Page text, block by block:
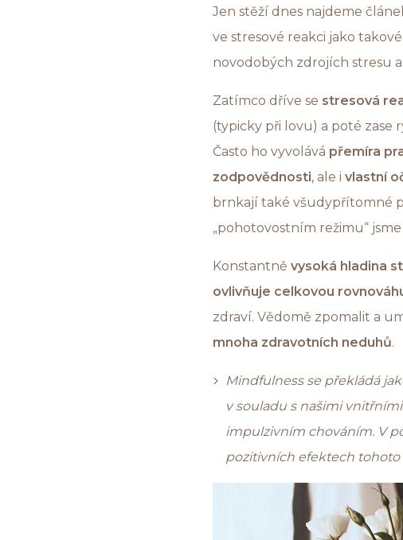
Jen stěží dnes najdeme
ve stresové reakci jako
novodobých zdrojích stresu
Zatímco dříve se stresová
(typicky při lovu) a poté zase
Často ho vyvolává přemíra
zodpovědnosti, ale i vlastní
brnkají také všudypřítomné
„pohotovostním režimu“
Konstantně vysoká hladina
ovlivňuje celkovou
zdraví. Vědomě zpomalit a
mnoha zdravotních neduhů.
Mindfulness se překládá
v souladu s našimi
impulzivním chováním. V
pozitivních efektech tohoto